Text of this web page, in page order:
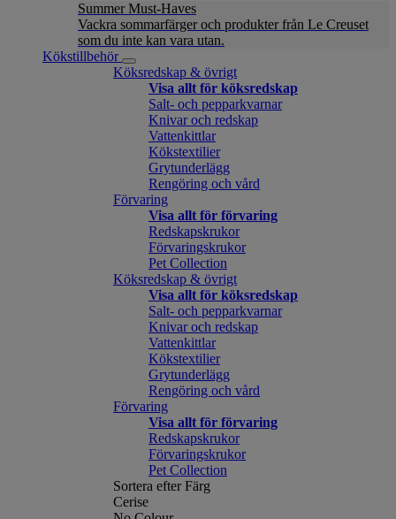
Summer Must-Haves
Vackra sommarfärger och produkter från Le Creuset
som du inte kan vara utan.
Kökstillbehör
Köksredskap & övrigt
Visa allt för köksredskap
Salt- och pepparkvarnar
Knivar och redskap
Vattenkittlar
Kökstextilier
Grytunderlägg
Rengöring och vård
Förvaring
Visa allt för förvaring
Redskapskrukor
Förvaringskrukor
Pet Collection
Köksredskap & övrigt
Visa allt för köksredskap
Salt- och pepparkvarnar
Knivar och redskap
Vattenkittlar
Kökstextilier
Grytunderlägg
Rengöring och vård
Förvaring
Visa allt för förvaring
Redskapskrukor
Förvaringskrukor
Pet Collection
Sortera efter Färg
Cerise